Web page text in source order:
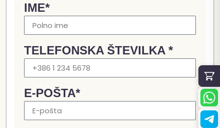
IME*
TELEFONSKA ŠTEVILKA *
E-POŠTA*